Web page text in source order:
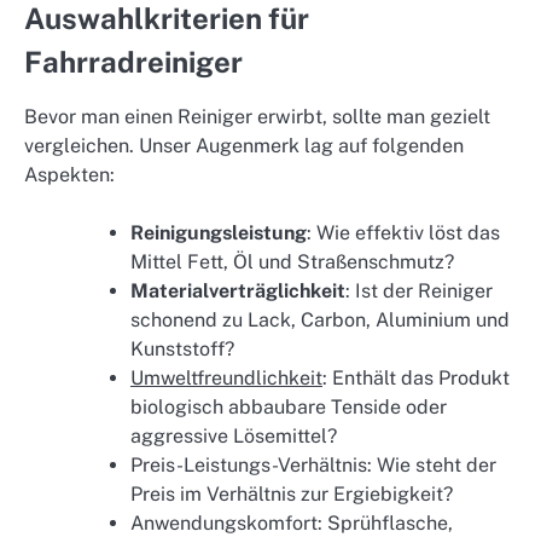
Auswahlkriterien für
Fahrradreiniger
Bevor man einen Reiniger erwirbt, sollte man gezielt
vergleichen. Unser Augenmerk lag auf folgenden
Aspekten:
Reinigungsleistung: Wie effektiv löst das
Mittel Fett, Öl und Straßenschmutz?
Materialverträglichkeit: Ist der Reiniger
schonend zu Lack, Carbon, Aluminium und
Kunststoff?
Umweltfreundlichkeit: Enthält das Produkt
biologisch abbaubare Tenside oder
aggressive Lösemittel?
Preis-Leistungs-Verhältnis: Wie steht der
Preis im Verhältnis zur Ergiebigkeit?
Anwendungskomfort: Sprühflasche,